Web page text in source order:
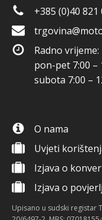
+385 (0)40 821
Radno vrijeme:
pon-pet 7:00 –
subota 7:00 –
O nama
Uvjeti
Izjava o
Izjava o
Upisano u sudski registar